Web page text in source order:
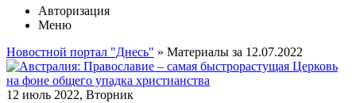
Авторизация
Меню
Новостной портал "Днесь" » Материалы за 12.07.2022
12 июль 2022, Вторник